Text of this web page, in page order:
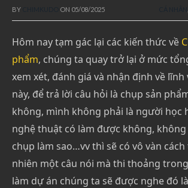
BY ON 05/08/2025
Hôm nay tạm gác lại các kiến thức về
phẩm, chúng ta quay trở lại ở mức
xem xét, đánh giá và nhận định về lĩnh
này, để trả lời câu hỏi là chụp sản
không, mình không phải là người học
nghệ thuật có làm được không, không
chụp làm sao…vv thì sẽ có vô vàn cách
nhiên một câu nói mà thi thoảng
làm dự án chúng ta sẽ được nghe đó